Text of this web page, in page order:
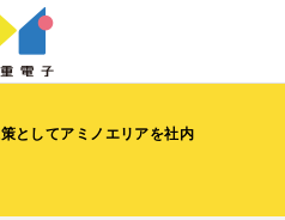
としてアミノエリアを社内